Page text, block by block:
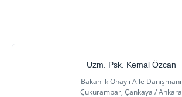
Uzm. Psk. Kemal Özcan
Bakanlık Onaylı Aile Danışmanı
Çukurambar, Çankaya / Ankara